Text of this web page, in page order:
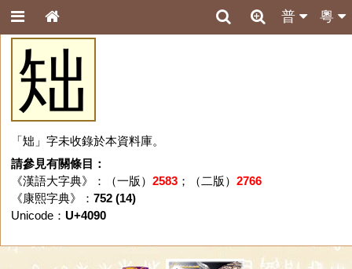
粵
普
䂐
「䂐」字未收錄於本資料庫。
請參見有關條目：
《漢語大字典》：（一版） 2583；（二版） 2766
《康熙字典》： 752 (14)
Unicode： U+4090